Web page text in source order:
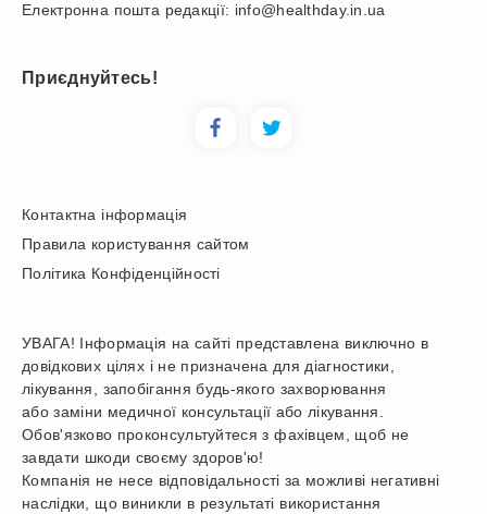
Електронна пошта редакції: info@healthday.in.ua
Приєднуйтесь!
Контактна інформація
Правила користування сайтом
Політика Конфіденційності
УВАГА! Інформація на сайті представлена виключно в
довідкових цілях і не призначена для діагностики,
лікування, запобігання будь-якого захворювання
або заміни медичної консультації або лікування.
Обов'язково проконсультуйтеся з фахівцем, щоб не
завдати шкоди своєму здоров'ю!
Компанія не несе відповідальності за можливі негативні
наслідки, що виникли в результаті використання